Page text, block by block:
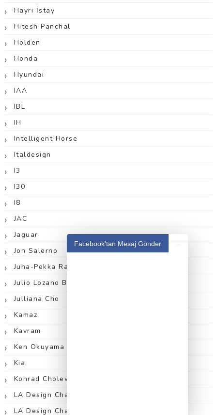
Facebook'tan Mesaj Gönder
Hayri İstay
Hitesh Panchal
Holden
Honda
Hyundai
IAA
IBL
IH
Intelligent Horse
Italdesign
I3
I30
I8
JAC
Jaguar
Jon Salerno
Juha-Pekka Rautio
Julio Lozano Benlloch
Julliana Cho
Kamaz
Kavram
Ken Okuyama
Kia
Konrad Cholewka
LA Design Challenge 2010
LA Design Challenge 2011